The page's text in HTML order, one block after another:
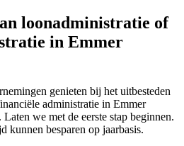
loonadministratie of
in Emmer
genieten bij het uitbesteden
administratie in Emmer
we met de eerste stap beginnen.
kunnen besparen op jaarbasis.